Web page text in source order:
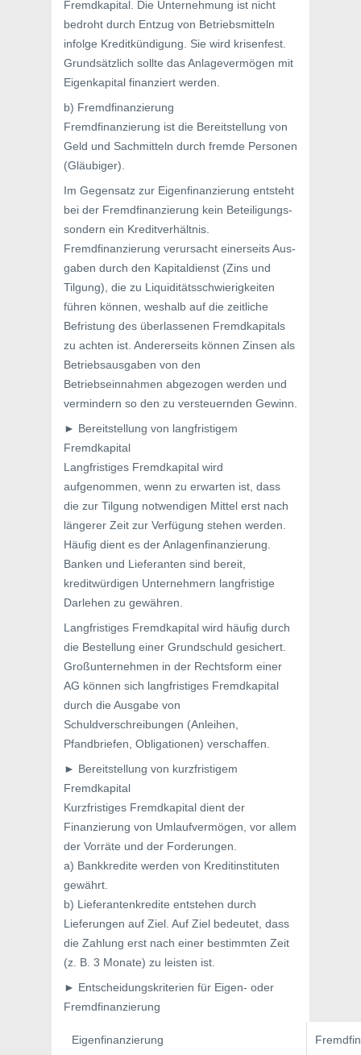
Fremdkapital. Die Unternehmung ist nicht
bedroht durch Entzug von Betriebsmitteln
infolge Kreditkündigung. Sie wird krisenfest.
Grundsätzlich sollte das Anlagevermögen mit
Eigenkapital finanziert werden.
b) Fremdfinanzierung
Fremdfinanzierung ist die Bereitstellung von
Geld und Sachmitteln durch fremde Personen
(Gläubiger).
Im Gegensatz zur Eigenfinanzierung entsteht
bei der Fremdfinanzierung kein Beteiligungs-
sondern ein Kreditverhältnis.
Fremdfinanzierung verursacht einerseits Aus-
gaben durch den Kapitaldienst (Zins und
Tilgung), die zu Liquiditätsschwierigkeiten
führen können, weshalb auf die zeitliche
Befristung des überlassenen Fremdkapitals
zu achten ist. Andererseits können Zinsen als
Betriebsausgaben von den
Betriebseinnahmen abgezogen werden und
vermindern so den zu versteuernden Gewinn.
► Bereitstellung von langfristigem
Fremdkapital
Langfristiges Fremdkapital wird
aufgenommen, wenn zu erwarten ist, dass
die zur Tilgung notwendigen Mittel erst nach
längerer Zeit zur Verfügung stehen werden.
Häufig dient es der Anlagenfinanzierung.
Banken und Lieferanten sind bereit,
kreditwürdigen Unternehmern langfristige
Darlehen zu gewähren.
Langfristiges Fremdkapital wird häufig durch
die Bestellung einer Grundschuld gesichert.
Großunternehmen in der Rechtsform einer
AG können sich langfristiges Fremdkapital
durch die Ausgabe von
Schuldverschreibungen (Anleihen,
Pfandbriefen, Obligationen) verschaffen.
► Bereitstellung von kurzfristigem
Fremdkapital
Kurzfristiges Fremdkapital dient der
Finanzierung von Umlaufvermögen, vor allem
der Vorräte und der Forderungen.
a) Bankkredite werden von Kreditinstituten
gewährt.
b) Lieferantenkredite entstehen durch
Lieferungen auf Ziel. Auf Ziel bedeutet, dass
die Zahlung erst nach einer bestimmten Zeit
(z. B. 3 Monate) zu leisten ist.
► Entscheidungskriterien für Eigen- oder
Fremdfinanzierung
Eigenfinanzierung